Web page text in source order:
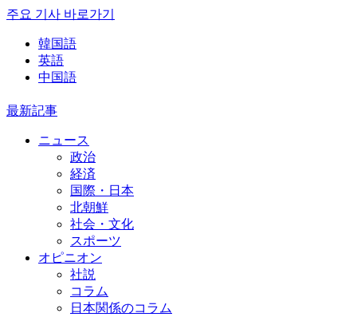
주요 기사 바로가기
韓国語
英語
中国語
最新記事
ニュース
政治
経済
国際・日本
北朝鮮
社会・文化
スポーツ
オピニオン
社説
コラム
日本関係のコラム